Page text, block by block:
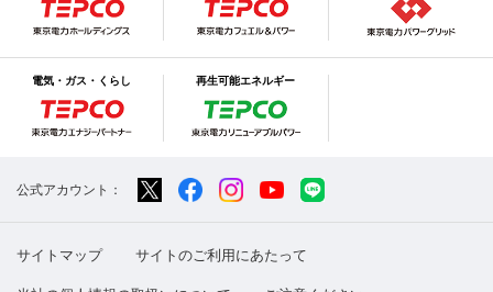
電気・ガス・くらし 再生可能エネルギー
公式アカウント：
サイトマップ サイトのご利用にあたって